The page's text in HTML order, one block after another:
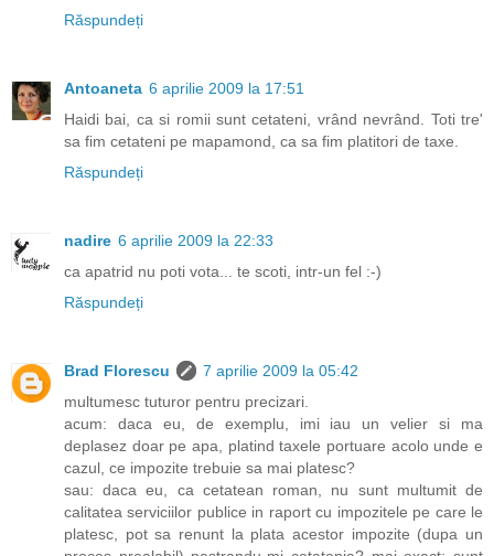
Răspundeți
Antoaneta 6 aprilie 2009 la 17:51
Haidi bai, ca si romii sunt cetateni, vrând nevrând. Toti tre'
sa fim cetateni pe mapamond, ca sa fim platitori de taxe.
Răspundeți
nadire 6 aprilie 2009 la 22:33
ca apatrid nu poti vota... te scoti, intr-un fel :-)
Răspundeți
Brad Florescu
7 aprilie 2009 la 05:42
multumesc tuturor pentru precizari.
acum: daca eu, de exemplu, imi iau un velier si ma
deplasez doar pe apa, platind taxele portuare acolo unde e
cazul, ce impozite trebuie sa mai platesc?
sau: daca eu, ca cetatean roman, nu sunt multumit de
calitatea serviciilor publice in raport cu impozitele pe care le
platesc, pot sa renunt la plata acestor impozite (dupa un